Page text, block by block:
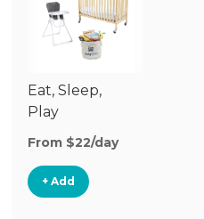
Eat, Sleep,
Play
From $22/day
+ Add